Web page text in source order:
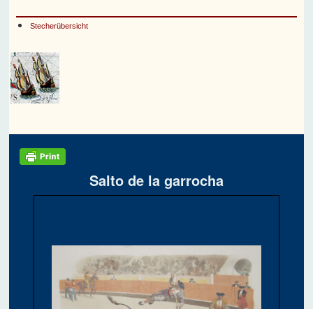
Stecherübersicht
Salto de la garrocha